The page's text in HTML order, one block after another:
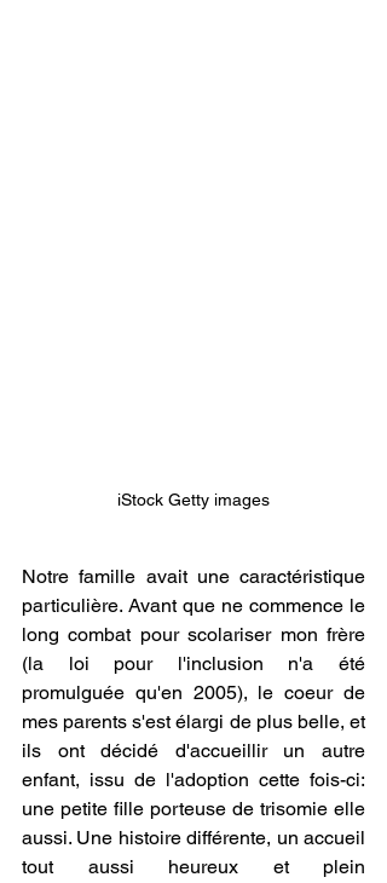
iStock Getty images
Notre famille avait une caractéristique
particulière. Avant que ne commence le
long combat pour scolariser mon frère
(la loi pour l'inclusion n'a été
promulguée qu'en 2005), le coeur de
mes parents s'est élargi de plus belle, et
ils ont décidé d'accueillir un autre
enfant, issu de l'adoption cette fois-ci:
une petite fille porteuse de trisomie elle
aussi. Une histoire différente, un accueil
tout aussi heureux et plein